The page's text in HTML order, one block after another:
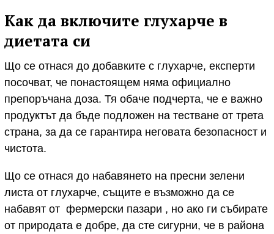
Как да включите глухарче в
диетата си
Що се отнася до добавките с глухарче, експерти
посочват, че понастоящем няма официално
препоръчана доза. Тя обаче подчерта, че е важно
продуктът да бъде подложен на тестване от трета
страна, за да се гарантира неговата безопасност и
чистота.
Що се отнася до набавянето на пресни зелени
листа от глухарче, същите е възможно да се
набавят от фермерски пазари , но ако ги събирате
от природата е добре, да сте сигурни, че в района